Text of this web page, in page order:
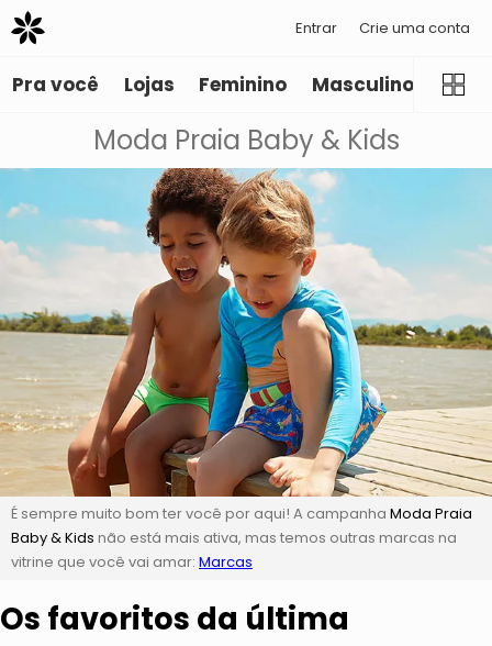
Entrar Crie uma conta
Pra você Lojas Feminino Masculino
Moda Praia Baby & Kids
É sempre muito bom ter você por aqui! A campanha Moda Praia
Baby & Kids não está mais ativa, mas temos outras marcas na
vitrine que você vai amar: Marcas
Os favoritos da última